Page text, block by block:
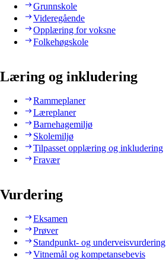
Grunnskole
Videregående
Opplæring for voksne
Folkehøgskole
Læring og inkludering
Rammeplaner
Læreplaner
Barnehagemiljø
Skolemiljø
Tilpasset opplæring og inkludering
Fravær
Vurdering
Eksamen
Prøver
Standpunkt- og underveisvurdering
Vitnemål og kompetansebevis